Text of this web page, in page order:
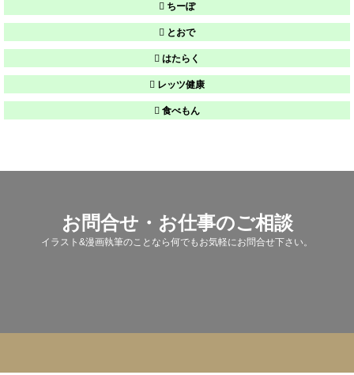
ちーぽ
とおで
はたらく
レッツ健康
食べもん
お問合せ・お仕事のご相談
イラスト&漫画執筆のことなら何でもお気軽にお問合せ下さい。